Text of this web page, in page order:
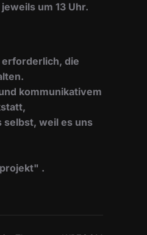
um 13 Uhr.
erforderlich, die
kommunikativem
selbst, weil es uns
.